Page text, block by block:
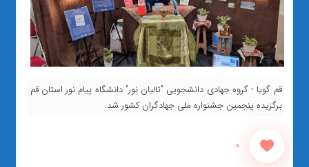
قم گویا - گروه جهادی دانشجویی "تالیان نور" دانشگاه پیام نور استان قم
برگزیده پنجمین جشنواره ملی جهادگران کشور شد.
0